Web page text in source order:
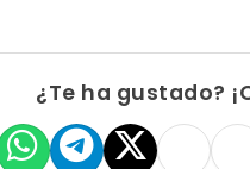
¿Te ha gustado?